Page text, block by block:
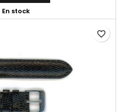
En stock
favorite_border